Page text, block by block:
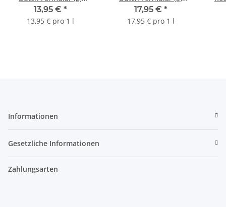
Bloom, 1 l
13,95 € *
13,95 € pro 1 l
Micro, 1 l
17,95 € *
17,95 € pro 1 l
Informationen
Gesetzliche Informationen
Zahlungsarten